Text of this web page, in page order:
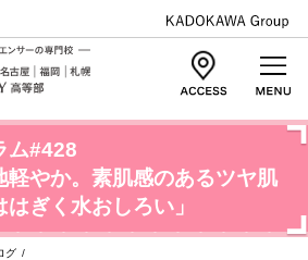
ム#428
軽やか。素肌感のあるツヤ肌
ぎく水おしろい」
グ /